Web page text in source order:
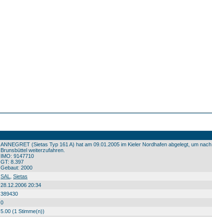
ANNEGRET (Sietas Typ 161 A) hat am 09.01.2005 im Kieler Nordhafen abgelegt, um nach
Brunsbüttel weiterzufahren.
IMO: 9147710
GT: 8.397
Gebaut: 2000
SAL
Sietas
28.12.2006 20:34
389430
0
5.00 (1 Stimme(n))